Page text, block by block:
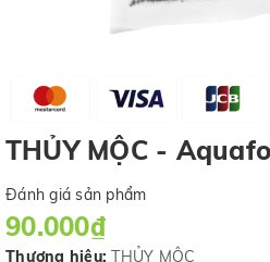
THỦY MỘC -
Đánh giá sản phẩm
90.000₫
Thương hiệu: THỦY MỘC